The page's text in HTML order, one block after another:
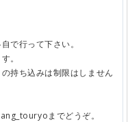
で行って下さい。
。
持ち込みは制限はしません
までどうぞ。